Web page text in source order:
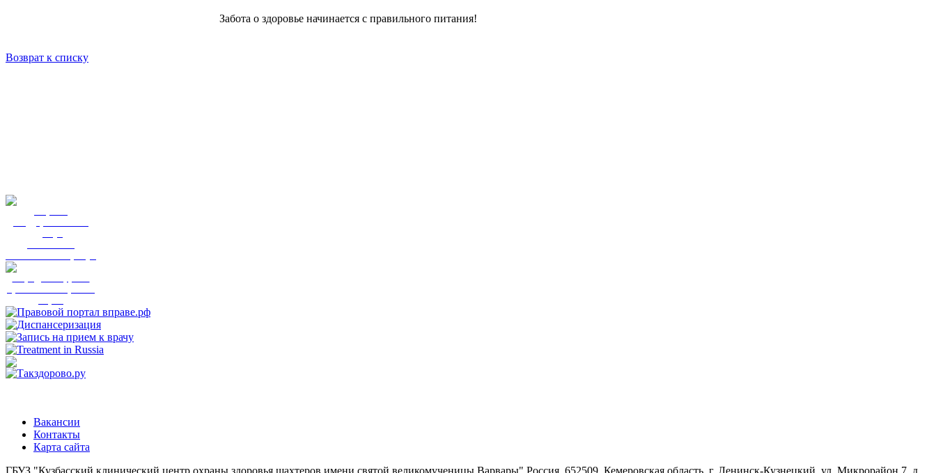
Забота о здоровье начинается с правильного питания!
Возврат к списку
Вакансии
Контакты
Карта сайта
ГБУЗ "Кузбасский клинический центр охраны здоровья шахтеров имени святой великомученицы Варвары" Россия, 652509, Кемеровская область, г. Ленинск-Кузнецкий, ул. Микрорайон 7, д.